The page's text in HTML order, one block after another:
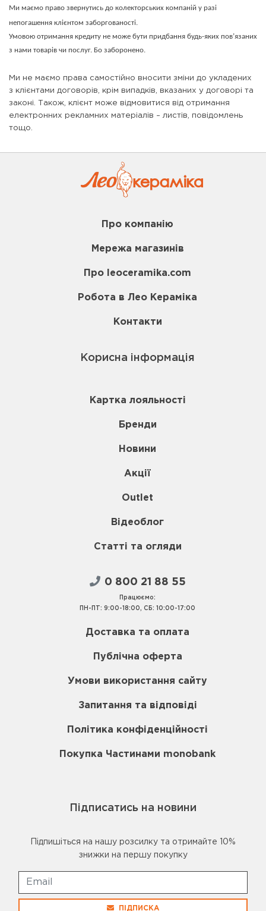
Ми маємо право звернутись до колекторських компаній у разі
непогашення клієнтом заборгованості.
Умовою отримання кредиту не може бути придбання будь-яких пов’язаних
з нами товарів чи послуг. Бо заборонено.
Ми не маємо права самостійно вносити зміни до укладених
з клієнтами договорів, крім випадків, вказаних у договорі та
законі. Також, клієнт може відмовитися від отримання
електронних рекламних матеріалів – листів, повідомлень
тощо.
Про компанію
Мережа магазинів
Про leoceramika.com
Робота в Лео Кераміка
Контакти
Корисна інформація
Картка лояльності
Бренди
Новини
Акції
Outlet
Відеоблог
Статті та огляди
0 800 21 88 55
Працюємо:
ПН-ПТ: 9:00-18:00, СБ: 10:00-17:00
Доставка та оплата
Публічна оферта
Умови використання сайту
Запитання та відповіді
Політика конфіденційності
Покупка Частинами monobank
Підписатись на новини
Підпишіться на нашу розсилку та отримайте 10%
знижки на першу покупку
ПІДПИСКА